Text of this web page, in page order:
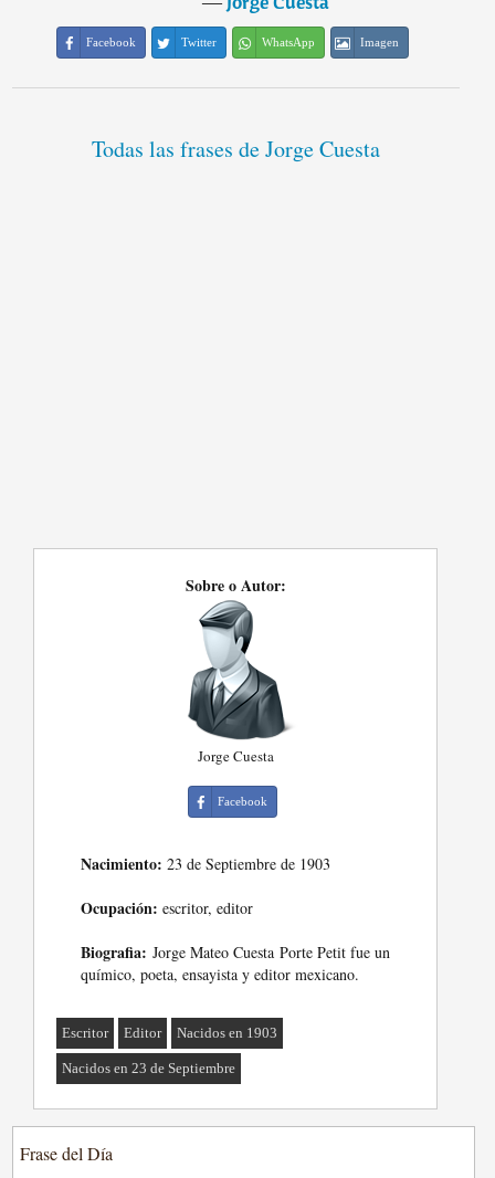
Facebook Twitter WhatsApp Imagen
Todas las frases de Jorge Cuesta
Sobre o Autor:
Jorge Cuesta
Facebook
Nacimiento: 23 de Septiembre de 1903
Ocupación: escritor, editor
Biografia: Jorge Mateo Cuesta Porte Petit fue un
químico, poeta, ensayista y editor mexicano.
Escritor Editor Nacidos en 1903
Nacidos en 23 de Septiembre
Frase del Día